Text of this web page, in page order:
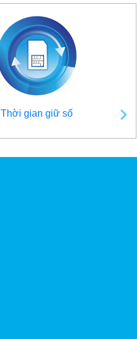
Thời gian giữ số